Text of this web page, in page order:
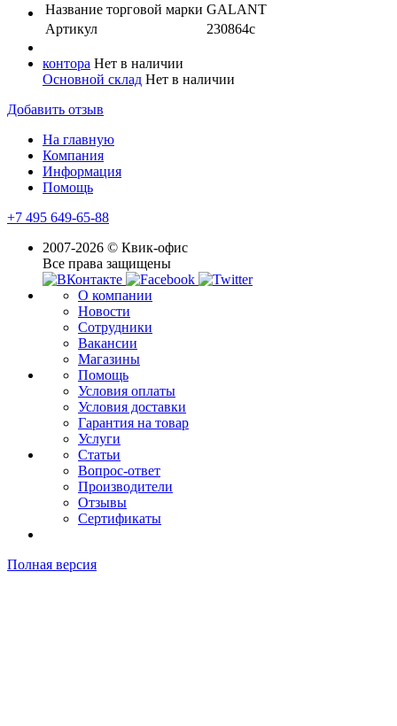
Название торговой марки GALANT
Артикул
230864с
контора Нет в наличии
Основной склад Нет в наличии
Добавить отзыв
На главную
Компания
Информация
Помощь
+7 495 649-65-88
2007-2026 © Квик-офис
Все права защищены
О компании
Новости
Сотрудники
Вакансии
Магазины
Помощь
Условия оплаты
Условия доставки
Гарантия на товар
Услуги
Статьи
Вопрос-ответ
Производители
Отзывы
Сертификаты
Полная версия